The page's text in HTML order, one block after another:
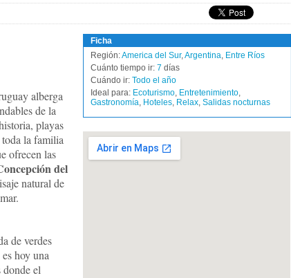
Ficha
Región:America del Sur,Argentina, Entre Ríos
Cuánto tiempo ir: 7 días
Cuándo ir: Todo el año
Ideal para: Ecoturismo, Entretenimiento,
Gastronomía, Hoteles, Relax, Salidas nocturnas
alberga
de la
playas
toda la familia
ofrecen las
del
natural de
de verdes
es hoy una
el